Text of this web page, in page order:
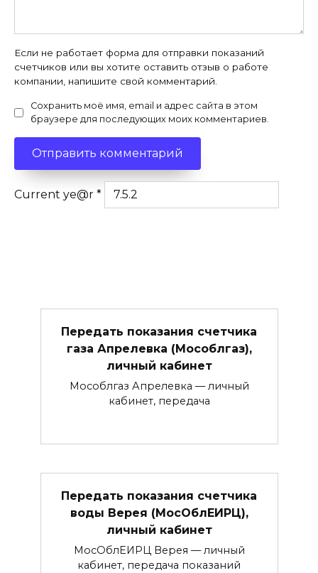
Если не работает форма для отправки показаний
счетчиков или вы хотите оставить отзыв о работе
компании, напишите свой комментарий.
Сохранить моё имя, email и адрес сайта в этом
браузере для последующих моих комментариев.
Current ye@r *
Передать показания счетчика
газа Апрелевка (Мособлгаз),
личный кабинет
Мособлгаз Апрелевка — личный
кабинет, передача
Передать показания счетчика
воды Верея (МосОблЕИРЦ),
личный кабинет
МосОблЕИРЦ Верея — личный
кабинет, передача показаний